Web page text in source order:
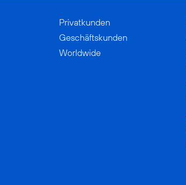
Privatkunden
Geschäftskunden
Worldwide